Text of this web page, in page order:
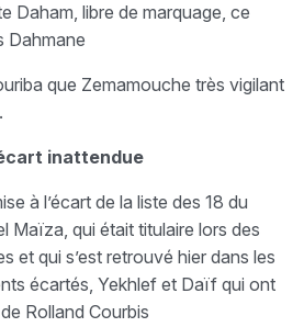
Daham, libre de marquage, ce
Dahmane
que Zemamouche très vigilant
inattendue
à l’écart de la liste des 18 du
Maïza, qui était titulaire lors des
et qui s’est retrouvé hier dans les
écartés, Yekhlef et Daïf qui ont
Rolland Courbis